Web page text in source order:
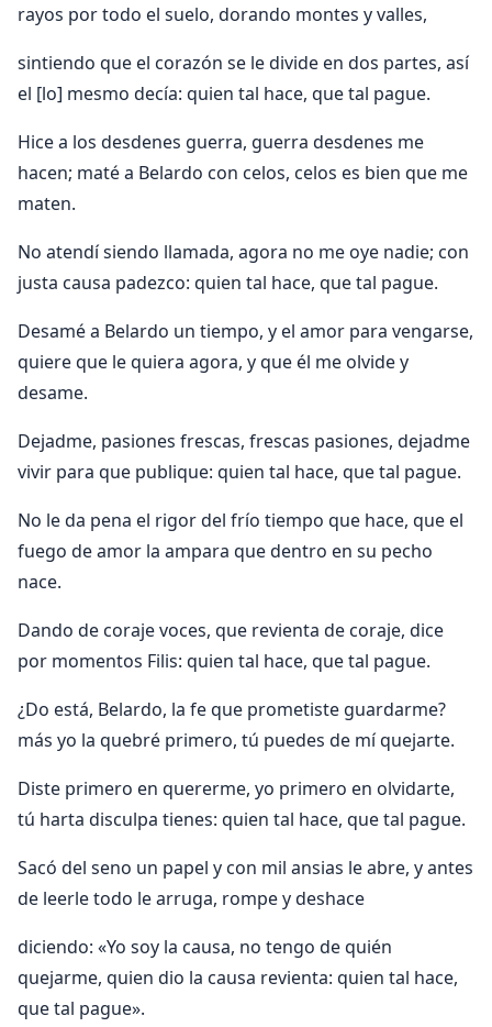
rayos por todo el suelo, dorando montes y valles,
sintiendo que el corazón se le divide en dos partes, así
el [lo] mesmo decía: quien tal hace, que tal pague.
Hice a los desdenes guerra, guerra desdenes me
hacen; maté a Belardo con celos, celos es bien que me
maten.
No atendí siendo llamada, agora no me oye nadie; con
justa causa padezco: quien tal hace, que tal pague.
Desamé a Belardo un tiempo, y el amor para vengarse,
quiere que le quiera agora, y que él me olvide y
desame.
Dejadme, pasiones frescas, frescas pasiones, dejadme
vivir para que publique: quien tal hace, que tal pague.
No le da pena el rigor del frío tiempo que hace, que el
fuego de amor la ampara que dentro en su pecho
nace.
Dando de coraje voces, que revienta de coraje, dice
por momentos Filis: quien tal hace, que tal pague.
¿Do está, Belardo, la fe que prometiste guardarme?
más yo la quebré primero, tú puedes de mí quejarte.
Diste primero en quererme, yo primero en olvidarte,
tú harta disculpa tienes: quien tal hace, que tal pague.
Sacó del seno un papel y con mil ansias le abre, y antes
de leerle todo le arruga, rompe y deshace
diciendo: «Yo soy la causa, no tengo de quién
quejarme, quien dio la causa revienta: quien tal hace,
que tal pague».